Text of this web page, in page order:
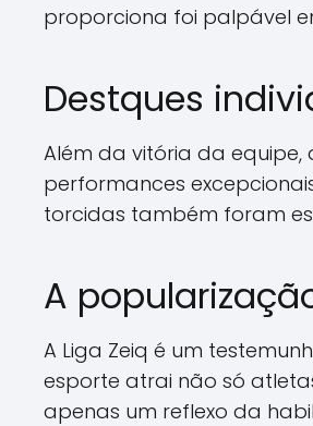
proporciona foi palpável
Destques
Além da vitória da
performances
torcidas também foram
A
A Liga Zeiq é um
esporte atrai não só
apenas um reflexo da